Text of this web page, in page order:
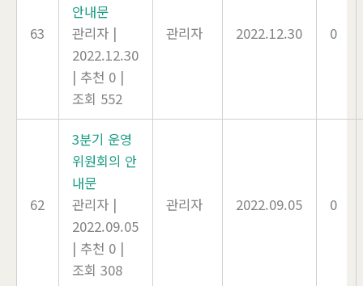
63
안내문
관리자 |
2022.12.30
| 추천 0 |
조회 552
관리자 2022.12.30 0
62
3분기 운영
위원회의 안
내문
관리자 |
2022.09.05
| 추천 0 |
조회 308
관리자 2022.09.05 0